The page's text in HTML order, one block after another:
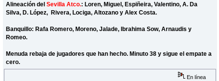
Alineación delSevilla Atco.: Loren, Miguel, Espiñeira, Valentino, A. Da
Silva, D. López, Rivera, Lociga, Altozano y Alex Costa.
Banquillo: Rafa Romero, Moreno, Jalade, Ibrahima Sow, Arnaudis y
Romeo.
Menuda rebaja de jugadores que han hecho. Minuto 38 y sigue el empate a
cero.
En línea